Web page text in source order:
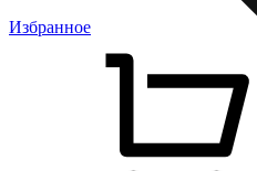
Избранное